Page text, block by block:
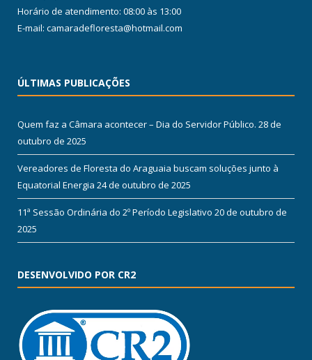
Horário de atendimento: 08:00 às 13:00
E-mail: camaradefloresta@hotmail.com
ÚLTIMAS PUBLICAÇÕES
Quem faz a Câmara acontecer – Dia do Servidor Público. 28 de
outubro de 2025
Vereadores de Floresta do Araguaia buscam soluções junto à
Equatorial Energia 24 de outubro de 2025
11ª Sessão Ordinária do 2º Período Legislativo 20 de outubro de
2025
DESENVOLVIDO POR CR2